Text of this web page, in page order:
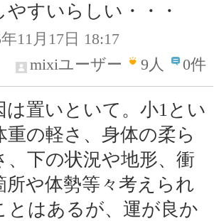
やすいらしい・・・
11月17日 18:17
mixiユーザー
9人 0件
は置いといて。小1とい
重の軽さ、身体の柔ら
、下の状況や地形、衝
所や体勢等々考えられ
とはあるが、運が良か